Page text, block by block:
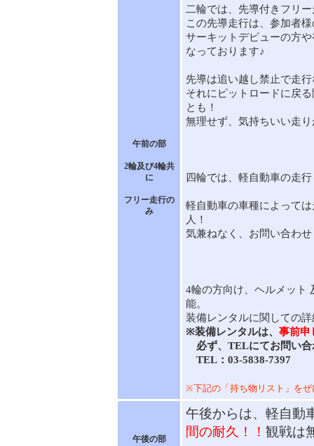
午前の部
2輪及び4輪共
に
フリー走行の
み
二輪では、先導付きフリ
この先導走行は、参加者
サーキットデビューの方
なっております♪
先導は追い越し禁止で走
それにピットロードに戻
とも！
無理せず、気持ちいい走
四輪では、軽自動車の走
軽自動車の車種によって
人！
気兼ねなく、お問い合わ
4輪の方向け、ヘルメット
能。
装備レンタルに関しての
※装備レンタルは、 事前申
必ず、TELにてお問い合
TEL：03-5838-7397
※下記の「持ち物リスト」を
午後の部
午後からは、軽自動
間の耐久！！ 観戦は